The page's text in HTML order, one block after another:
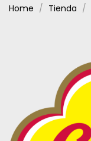
Home Tienda